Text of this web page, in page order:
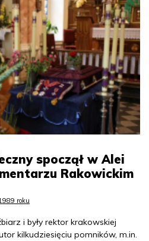
spoczął w Alei
Rakowickim
roku
i były rektor krakowskiej
kilkudziesięciu pomników, m.in.